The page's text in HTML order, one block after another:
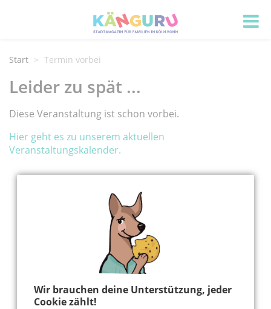
Wir brauchen deine Unterstützung, jeder
Cookie zählt!
Start Termin vorbei
Leider zu spät ...
Diese Veranstaltung ist schon vorbei.
Hier geht es zu unserem aktuellen
Veranstaltungskalender.